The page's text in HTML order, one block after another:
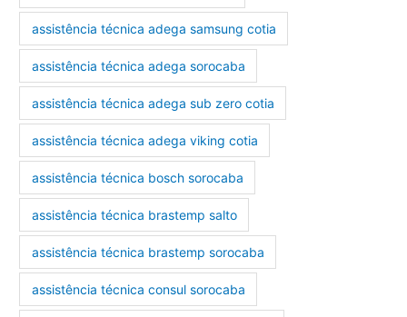
assistência técnica adega samsung cotia
assistência técnica adega sorocaba
assistência técnica adega sub zero cotia
assistência técnica adega viking cotia
assistência técnica bosch sorocaba
assistência técnica brastemp salto
assistência técnica brastemp sorocaba
assistência técnica consul sorocaba